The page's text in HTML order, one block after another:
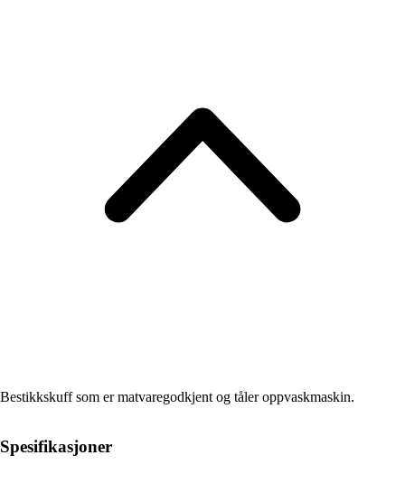
Bestikkskuff som er matvaregodkjent og tåler oppvaskmaskin.
Spesifikasjoner